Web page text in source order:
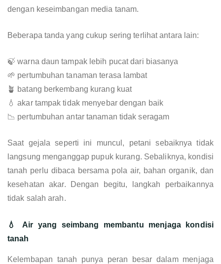
dengan keseimbangan media tanam.
Beberapa tanda yang cukup sering terlihat antara lain:
🍃 warna daun tampak lebih pucat dari biasanya
🌱 pertumbuhan tanaman terasa lambat
🪴 batang berkembang kurang kuat
💧 akar tampak tidak menyebar dengan baik
📉 pertumbuhan antar tanaman tidak seragam
Saat gejala seperti ini muncul, petani sebaiknya tidak
langsung menganggap pupuk kurang. Sebaliknya, kondisi
tanah perlu dibaca bersama pola air, bahan organik, dan
kesehatan akar. Dengan begitu, langkah perbaikannya
tidak salah arah.
💧 Air yang seimbang membantu menjaga kondisi
tanah
Kelembapan tanah punya peran besar dalam menjaga